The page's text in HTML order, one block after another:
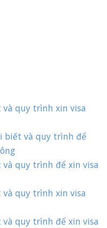
quy trình xin visa
biết và quy trình để
quy trình để xin visa
quy trình xin visa
quy trình để xin visa